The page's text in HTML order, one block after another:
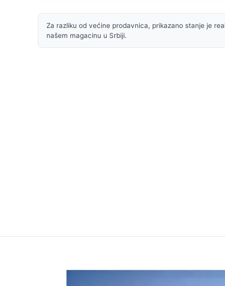
Za razliku od većine prodavnica, prikazano stanje je
našem magacinu u Srbiji.